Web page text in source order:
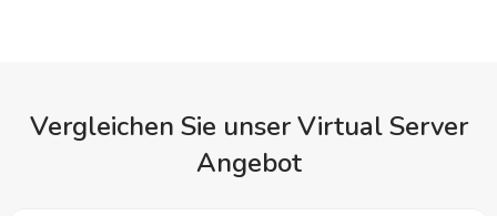
Vergleichen Sie unser Virtual Server
Angebot